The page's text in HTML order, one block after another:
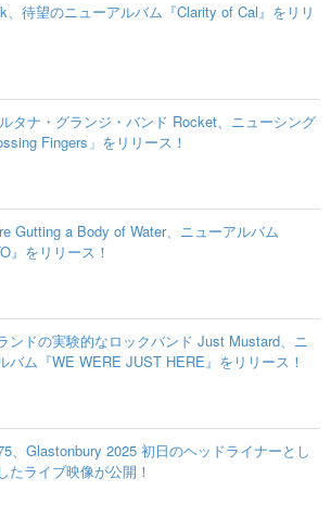
、待望のニューアルバム『Clarity of Cal』をリリ
タナ・グランジ・バンド Rocket、ニューシング
Fingers」をリリース！
Gutting a Body of Water、ニューアルバム
』をリリース！
ンドの実験的なロックバンド Just Mustard、ニ
バム『WE WERE JUST HERE』をリリース！
、Glastonbury 2025 初日のヘッドライナーとし
たライブ映像が公開！